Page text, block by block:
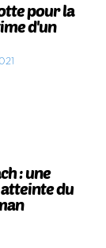
pour la
d'un
: une
du